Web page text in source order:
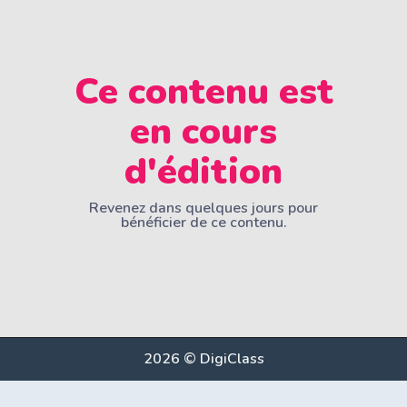
Ce contenu est
en cours
d'édition
Revenez dans quelques jours pour
bénéficier de ce contenu.
2026 © DigiClass